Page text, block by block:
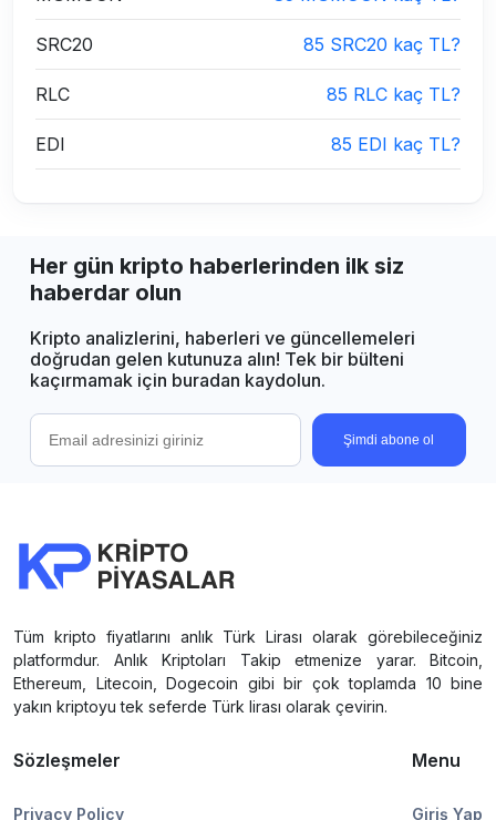
SRC20 85 SRC20 kaç TL?
RLC 85 RLC kaç TL?
EDI 85 EDI kaç TL?
Her gün kripto haberlerinden ilk siz
haberdar olun
Kripto analizlerini, haberleri ve güncellemeleri
doğrudan gelen kutunuza alın! Tek bir bülteni
kaçırmamak için buradan kaydolun.
Şimdi abone ol
Tüm kripto fiyatlarını anlık Türk Lirası olarak görebileceğiniz
platformdur. Anlık Kriptoları Takip etmenize yarar. Bitcoin,
Ethereum, Litecoin, Dogecoin gibi bir çok toplamda 10 bine
yakın kriptoyu tek seferde Türk lirası olarak çevirin.
Sözleşmeler
Privacy Policy
Menu
Giriş Yap